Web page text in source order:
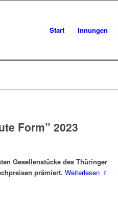
Start Innungen
Form” 2023
Gesellenstücke des Thüringer
prämiert. Weiterlesen